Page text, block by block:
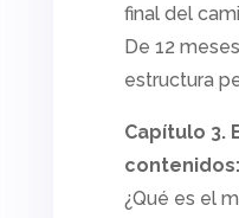
final del
De 12
estructura
Capítulo 3.
¿Qué es el